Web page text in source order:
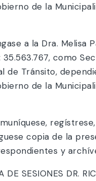
de la
a la Dra. Melisa
35.563.767, como
de Tránsito,
de la
copia de la
y
DE SESIONES DR.